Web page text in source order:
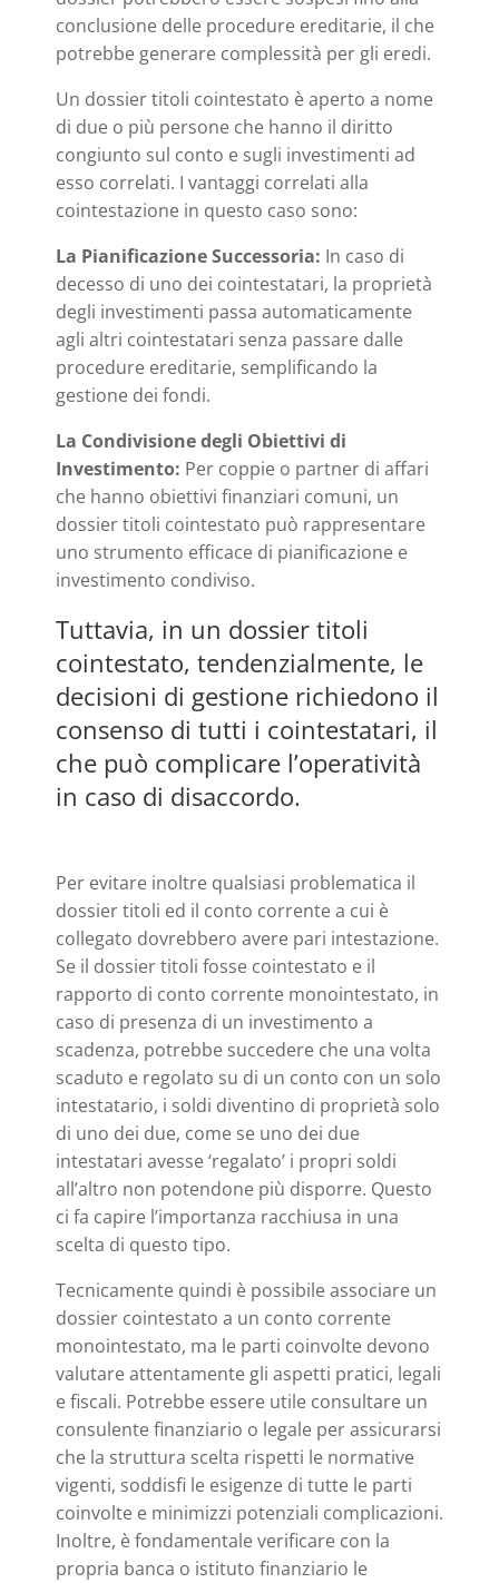
conclusione delle procedure ereditarie, il che
potrebbe generare complessità per gli eredi.
Un dossier titoli cointestato è aperto a nome
di due o più persone che hanno il diritto
congiunto sul conto e sugli investimenti ad
esso correlati. I vantaggi correlati alla
cointestazione in questo caso sono:
La Pianificazione Successoria: In caso di
decesso di uno dei cointestatari, la proprietà
degli investimenti passa automaticamente
agli altri cointestatari senza passare dalle
procedure ereditarie, semplificando la
gestione dei fondi.
La Condivisione degli Obiettivi di
Investimento: Per coppie o partner di affari
che hanno obiettivi finanziari comuni, un
dossier titoli cointestato può rappresentare
uno strumento efficace di pianificazione e
investimento condiviso.
Tuttavia, in un dossier titoli
cointestato, tendenzialmente, le
decisioni di gestione richiedono il
consenso di tutti i cointestatari, il
che può complicare l’operatività
in caso di disaccordo.
Per evitare inoltre qualsiasi problematica il
dossier titoli ed il conto corrente a cui è
collegato dovrebbero avere pari intestazione.
Se il dossier titoli fosse cointestato e il
rapporto di conto corrente monointestato, in
caso di presenza di un investimento a
scadenza, potrebbe succedere che una volta
scaduto e regolato su di un conto con un solo
intestatario, i soldi diventino di proprietà solo
di uno dei due, come se uno dei due
intestatari avesse ‘regalato’ i propri soldi
all’altro non potendone più disporre. Questo
ci fa capire l’importanza racchiusa in una
scelta di questo tipo.
Tecnicamente quindi è possibile associare un
dossier cointestato a un conto corrente
monointestato, ma le parti coinvolte devono
valutare attentamente gli aspetti pratici, legali
e fiscali. Potrebbe essere utile consultare un
consulente finanziario o legale per assicurarsi
che la struttura scelta rispetti le normative
vigenti, soddisfi le esigenze di tutte le parti
coinvolte e minimizzi potenziali complicazioni.
Inoltre, è fondamentale verificare con la
propria banca o istituto finanziario le